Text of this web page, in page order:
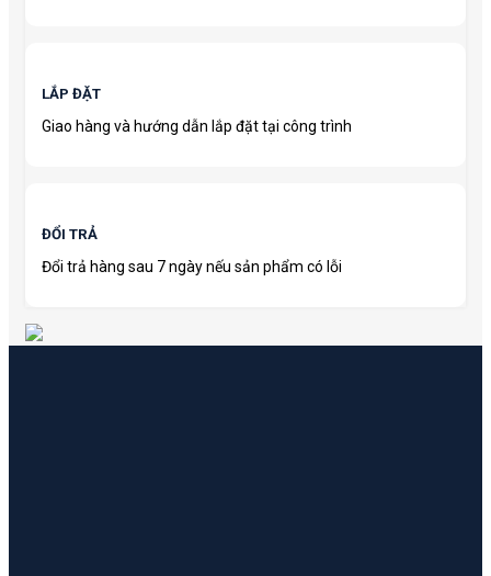
LẮP ĐẶT
Giao hàng và hướng dẫn lắp đặt tại công trình
ĐỔI TRẢ
Đổi trả hàng sau 7 ngày nếu sản phẩm có lỗi